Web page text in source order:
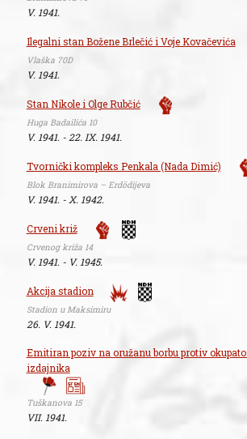
V. 1941.
Ilegalni stan Božene Brlečić i Voje Kovačevića
Vlaška 70D
V. 1941.
Stan Nikole i Olge Rubčić
Huga Badailića 10
V. 1941. - 22. IX. 1941.
Tvornički kompleks Penkala (Nada Dimić)
Blok Branimirova – Erdödijeva
V. 1941. - X. 1942.
Crveni križ
Crvenog križa 14
V. 1941. - V. 1945.
Akcija stadion
Stadion u Maksimiru
26. V. 1941.
Emitiran poziv na oružanu borbu protiv
izdajnika
Tuškanova 15
VII. 1941.